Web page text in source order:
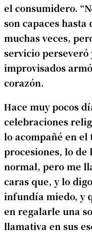
el consumidero.
son capaces
muchas veces,
servicio
improvisados
corazón.
Hace muy pocos
celebraciones
lo acompañé en
procesiones, lo
normal, pero me
caras que, y lo
infundía miedo, y
en regalarle una
llamativa en sus